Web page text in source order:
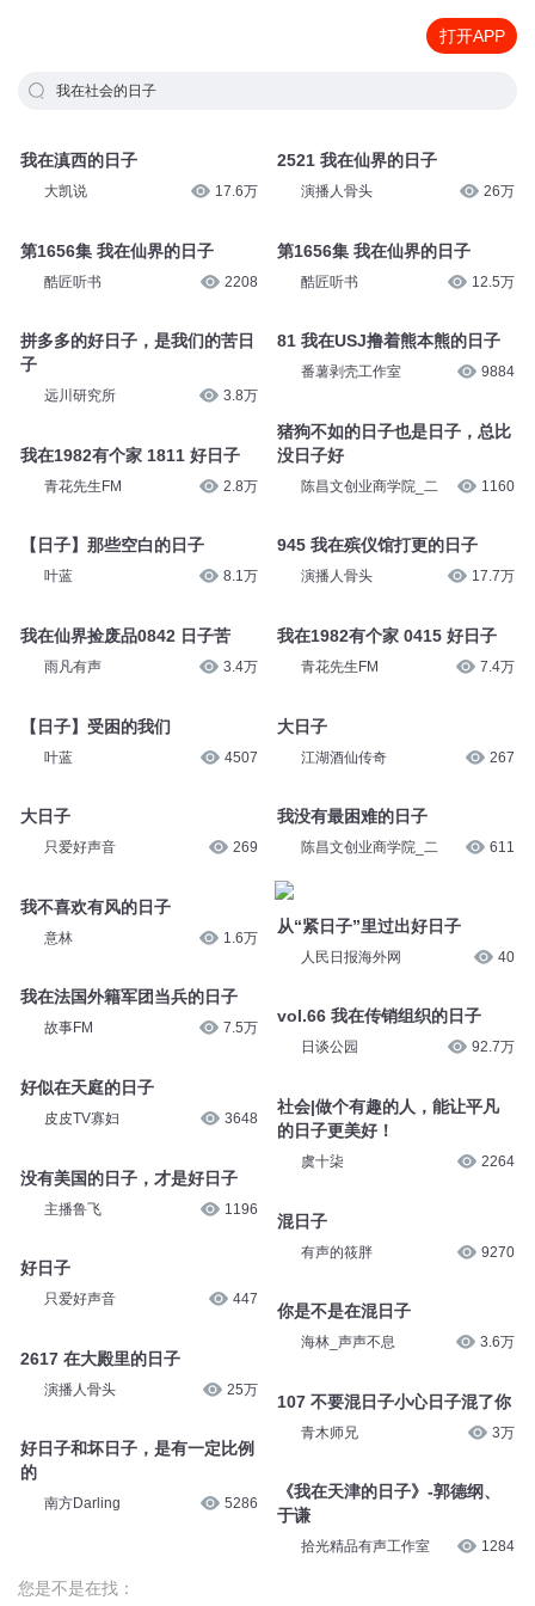
打开APP
我在社会的日子
我在滇西的日子
大凯说 17.6万
第1656集 我在仙界的日子
酷匠听书 2208
拼多多的好日子，是我们的苦日
子
远川研究所 3.8万
我在1982有个家 1811 好日子
青花先生FM 2.8万
【日子】那些空白的日子
叶蓝 8.1万
我在仙界捡废品0842 日子苦
雨凡有声 3.4万
【日子】受困的我们
叶蓝 4507
大日子
只爱好声音 269
我不喜欢有风的日子
意林 1.6万
我在法国外籍军团当兵的日子
故事FM 7.5万
好似在天庭的日子
皮皮TV寡妇 3648
没有美国的日子，才是好日子
主播鲁飞 1196
好日子
只爱好声音 447
2617 在大殿里的日子
演播人骨头 25万
好日子和坏日子，是有一定比例
的
南方Darling 5286
2521 我在仙界的日子
演播人骨头 26万
第1656集 我在仙界的日子
酷匠听书 12.5万
81 我在USJ撸着熊本熊的日子
番薯剥壳工作室 9884
猪狗不如的日子也是日子，总比
没日子好
陈昌文创业商学院_二 1160
945 我在殡仪馆打更的日子
演播人骨头 17.7万
我在1982有个家 0415 好日子
青花先生FM 7.4万
大日子
江湖酒仙传奇 267
我没有最困难的日子
陈昌文创业商学院_二 611
从“紧日子”里过出好日子
人民日报海外网 40
vol.66 我在传销组织的日子
日谈公园 92.7万
社会|做个有趣的人，能让平凡
的日子更美好！
虞十柒 2264
混日子
有声的筱胖 9270
你是不是在混日子
海林_声声不息 3.6万
107 不要混日子小心日子混了你
青木师兄 3万
《我在天津的日子》-郭德纲、
于谦
拾光精品有声工作室 1284
您是不是在找：